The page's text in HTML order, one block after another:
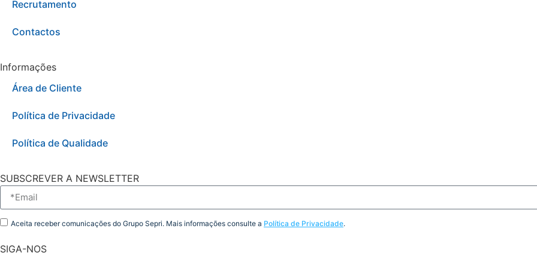
Recrutamento
Contactos
Informações
Área de Cliente
Política de Privacidade
Política de Qualidade
SUBSCREVER A NEWSLETTER
Aceita receber comunicações do Grupo Sepri. Mais informações consulte a Política de Privacidade.
SIGA-NOS